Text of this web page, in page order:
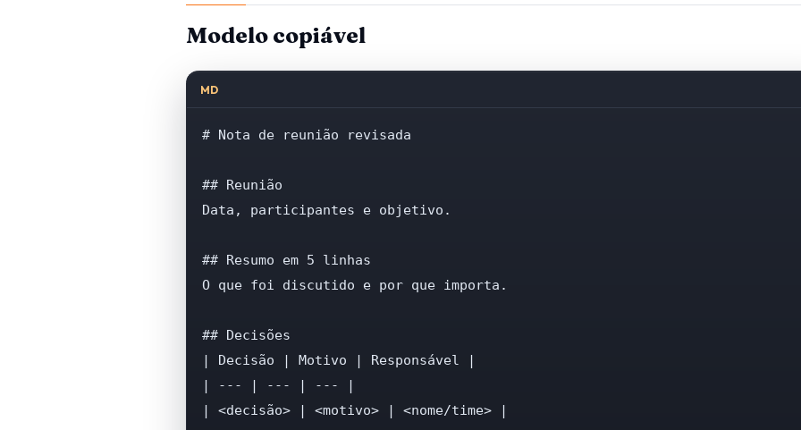
Modelo copiável
MD
# Nota de reunião revisada
## Reunião
Data, participantes e objetivo.
## Resumo em 5 linhas
O que foi discutido e por que importa.
## Decisões
| Decisão | Motivo | Responsável |
| --- | --- | --- |
| <decisão> | <motivo> | <nome/time> |